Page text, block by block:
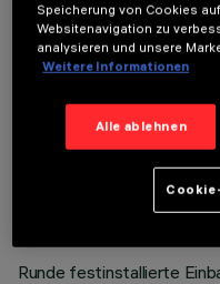
TECHNISCHE
LETZTES UPDATE: 01.08.2026
Runde festinstallierte
Speicherung von Cookies
Websitenavigation zu
analysieren und unsere
Weitere Informationen
Alle ablehnen